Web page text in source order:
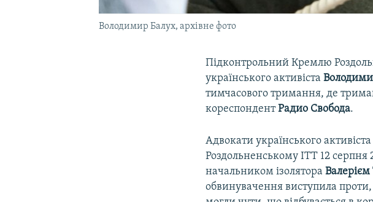
Володимир Балух, архівне фото
Підконтрольний Кремлю
українського активіста
тимчасового тримання, де
кореспондентРадио Свобода.
Адвокати українського
Роздольненському ІТТ 12 серпня
начальником ізолятора
обвинувачення виступила